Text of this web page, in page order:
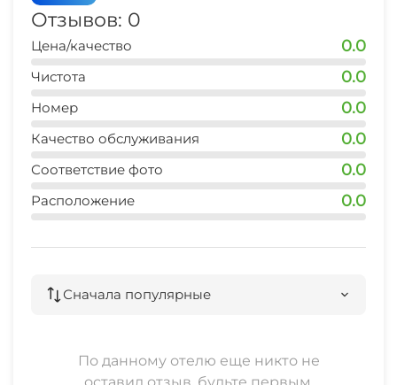
Отзывов: 0
Цена/качество 0.0
Чистота 0.0
Номер 0.0
Качество обслуживания 0.0
Соответствие фото 0.0
Расположение 0.0
Сначала популярные
По данному отелю еще никто не